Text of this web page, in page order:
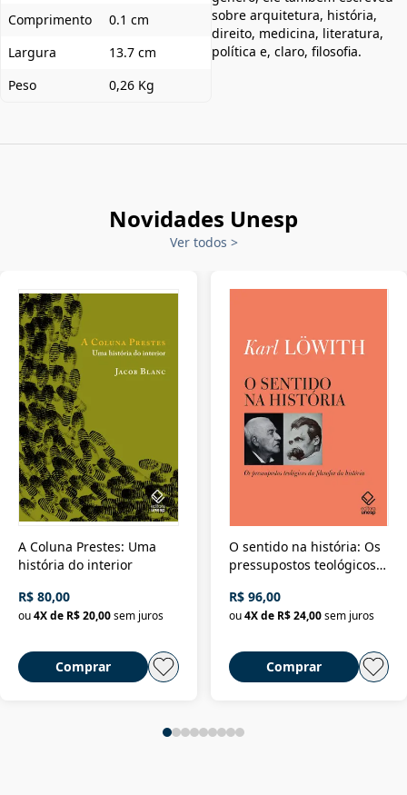
Comprimento
0.1 cm
Largura
13.7 cm
Peso
0,26 Kg
sobre arquitetura, história,
direito, medicina, literatura,
política e, claro, filosofia.
Novidades Unesp
Ver todos >
A Coluna Prestes: Uma
história do interior
R$ 80,00
ou4X de R$ 20,00sem juros
Comprar
O sentido na história: Os
pressupostos teológicos
R$ 96,00
ou 4X de R$ 24,00 sem juros
Comprar